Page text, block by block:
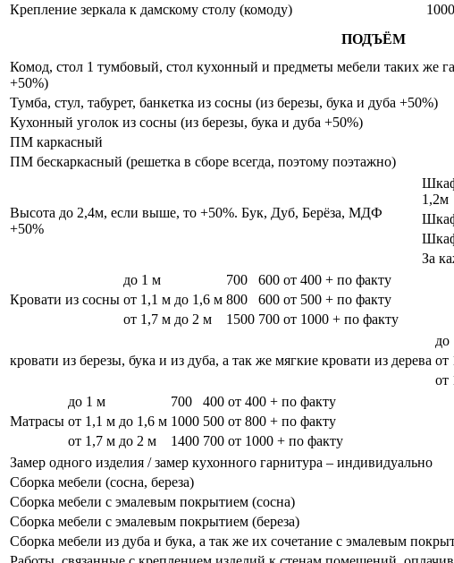
Крепление зеркала к дамскому столу (комоду)
1000
ПОДЪЁМ
Комод, стол 1 тумбовый, стол кухонный и предметы мебели таких же
+50%)
Тумба, стул, табурет, банкетка из сосны (из березы, бука и дуба +50%)
Кухонный уголок из сосны (из березы, бука и дуба +50%)
ПМ каркасный
ПМ бескаркасный (решетка в сборе всегда, поэтому поэтажно)
Высота до 2,4м, если выше, то +50%. Бук, Дуб, Берёза, МДФ
+50%
1,2м
За
Кровати из сосны
до 1 м 700 600 от 400 + по факту
от 1,1 м до 1,6 м 800 600 от 500 + по факту
от 1,7 м до 2 м
1500 700 от 1000 + по факту
кровати из березы, бука и из дуба, а так же мягкие кровати из дерева
до
от
от
Матрасы
до 1 м 700 400 от 400 + по факту
от 1,1 м до 1,6 м 1000 500 от 800 + по факту
от 1,7 м до 2 м
1400 700 от 1000 + по факту
Замер одного изделия / замер кухонного гарнитура – индивидуально
Сборка мебели (сосна, береза)
Сборка мебели с эмалевым покрытием (сосна)
Сборка мебели с эмалевым покрытием (береза)
Сборка мебели из дуба и бука, а так же их сочетание с эмалевым